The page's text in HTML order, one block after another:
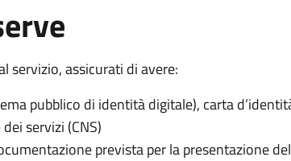
servizio, assicurati di avere:
pubblico di identità digitale), carta
servizi (CNS)
prevista per la presentazione